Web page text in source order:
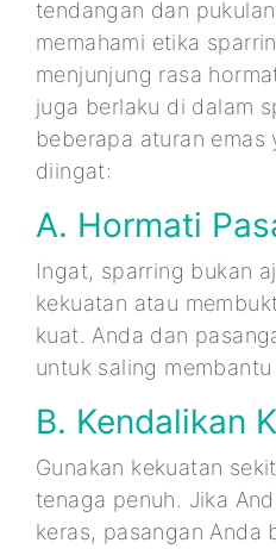
tendangan dan
memahami etika
menjunjung rasa
juga berlaku di dalam
beberapa aturan emas
diingat:
A. Hormati
Ingat, sparring bukan
kekuatan atau
kuat. Anda dan
untuk saling
B. Kendalikan
Gunakan kekuatan
tenaga penuh. Jika
keras, pasangan Anda